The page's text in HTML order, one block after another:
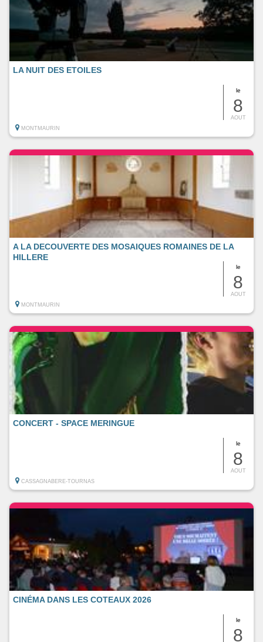
le
8
AOUT
LA NUIT DES ETOILES
MONTMAURIN
le
8
AOUT
A LA DECOUVERTE DES MOSAIQUES ROMAINES DE LA
HILLERE
MONTMAURIN
le
8
AOUT
CONCERT - SPACE MERINGUE
CASSAGNABERE-TOURNAS
le
8
CINÉMA DANS LES COTEAUX 2026